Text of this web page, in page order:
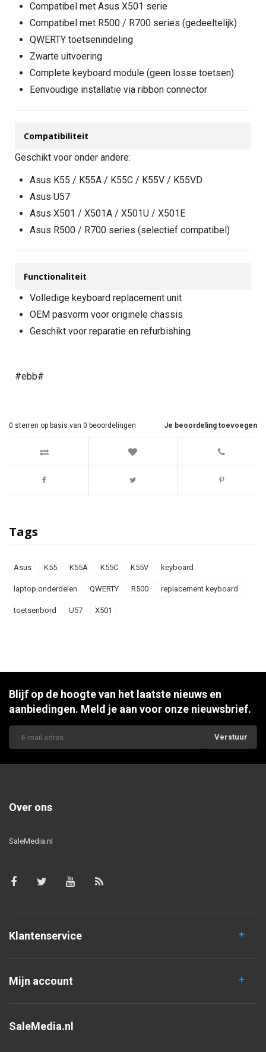
Compatibel met Asus X501 serie
Compatibel met R500 / R700 series (gedeeltelijk)
QWERTY toetsenindeling
Zwarte uitvoering
Complete keyboard module (geen losse toetsen)
Eenvoudige installatie via ribbon connector
Compatibiliteit
Geschikt voor onder andere:
Asus K55 / K55A / K55C / K55V / K55VD
Asus U57
Asus X501 / X501A / X501U / X501E
Asus R500 / R700 series (selectief compatibel)
Functionaliteit
Volledige keyboard replacement unit
OEM pasvorm voor originele chassis
Geschikt voor reparatie en refurbishing
#ebb#
Je beoordeling toevoegen
0 sterren op basis van 0 beoordelingen
Tags
Asus K55 K55A K55C K55V keyboard
laptop onderdelen QWERTY R500 replacement keyboard
toetsenbord U57 X501
Blijf op de hoogte van het laatste nieuws en
aanbiedingen. Meld je aan voor onze nieuwsbrief.
Verstuur
Over ons
SaleMedia.nl
Klantenservice
Mijn account
SaleMedia.nl